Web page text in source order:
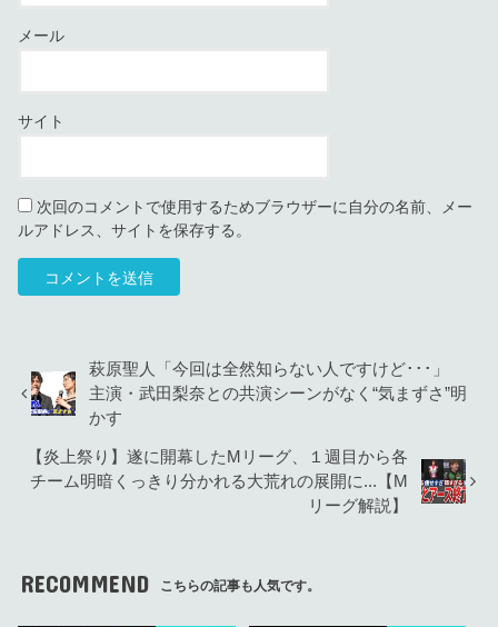
メール
サイト
次回のコメントで使用するためブラウザーに自分の名前、メー
ルアドレス、サイトを保存する。
萩原聖人「今回は全然知らない人ですけど･･･」
主演・武田梨奈との共演シーンがなく“気まずさ”明
かす
【炎上祭り】遂に開幕したMリーグ、１週目から各
チーム明暗くっきり分かれる大荒れの展開に...【M
リーグ解説】
RECOMMEND こちらの記事も人気です。